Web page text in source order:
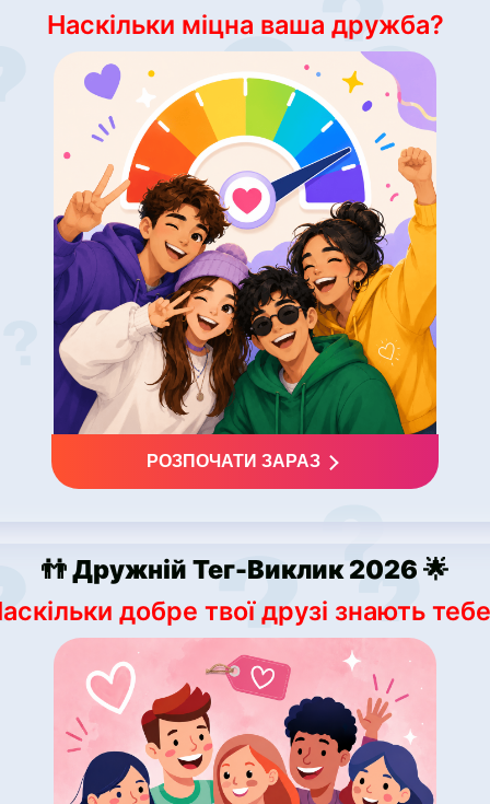
Наскільки міцна ваша дружба?
РОЗПОЧАТИ ЗАРАЗ
👬 Дружній Тег-Виклик 2026 🌟
добре твої друзі знають